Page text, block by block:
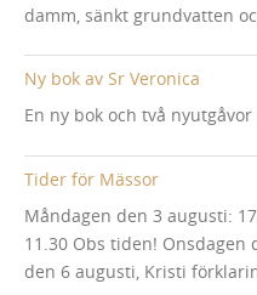
damm, sänkt grundvatten
Ny bok av Sr Veronica
En ny bok och två
Tider för Mässor
Måndagen den 3 augusti:
11.30 Obs tiden! Onsdagen
den 6 augusti, Kristi